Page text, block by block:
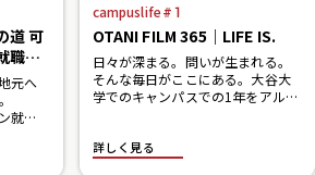
道 可
職支
元へ
就職
campuslife 1
OTANI FILM 365｜LIFE IS.
日々が深まる。問いが生まれる。
そんな毎日がここにある。大谷大
学でのキャンパスでの1年をアルバ
詳しく見る